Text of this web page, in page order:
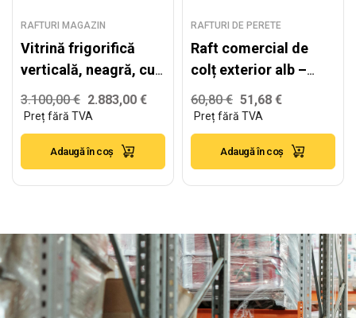
RAFTURI MAGAZIN
Vitrină frigorifică
verticală, neagră, cu
2 uși din sticlă –
H:2100mm x
L:1562mm x
W:770mm
3.100,00€ 2.883,00 €
Adaugă în coș
RAFTURI DE PERETE
Raft comercial de
colț exterior alb –
H:2240mm x
W:490mm
60,80€ 51,68 €
Adaugă în coș